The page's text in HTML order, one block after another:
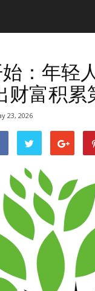
：年轻
财富积累
23, 2026